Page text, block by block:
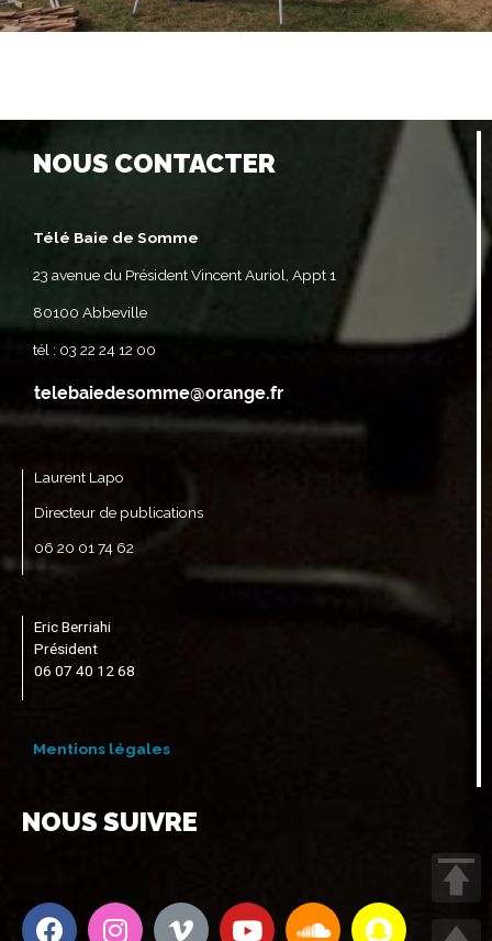
NOUS CONTACTER
Télé Baie de Somme
23 avenue du Président Vincent Auriol, Appt 1
80100 Abbeville
tél : 03 22 24 12 00
Laurent Lapo
Directeur de publications
06 20 01 74 62
Eric Berriahi
Président
06 07 40 12 68
Mentions légales
NOUS SUIVRE